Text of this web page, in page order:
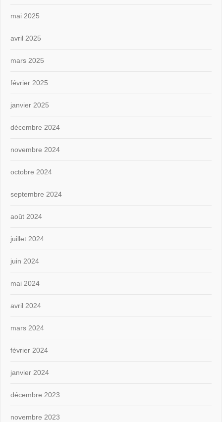
mai 2025
avril 2025
mars 2025
février 2025
janvier 2025
décembre 2024
novembre 2024
octobre 2024
septembre 2024
août 2024
juillet 2024
juin 2024
mai 2024
avril 2024
mars 2024
février 2024
janvier 2024
décembre 2023
novembre 2023